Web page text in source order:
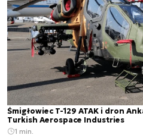
Śmigłowiec T-129 ATAK i dron
Turkish Aerospace Industries
1 min.